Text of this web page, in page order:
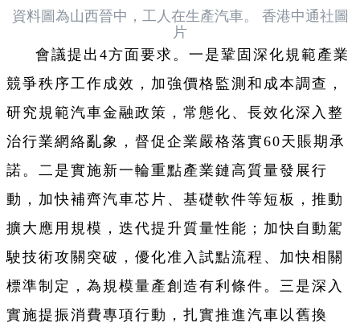
資料圖為山西晉中，工人在生產汽車。 香港中通社圖
片
會議提出4方面要求。一是鞏固深化規範產業
競爭秩序工作成效，加強價格監測和成本調查，
研究規範汽車金融政策，常態化、長效化深入整
治行業網絡亂象，督促企業嚴格落實60天賬期承
諾。二是實施新一輪重點產業鏈高質量發展行
動，加快補齊汽車芯片、基礎軟件等短板，推動
擴大應用規模，迭代提升質量性能；加快自動駕
駛技術攻關突破，優化准入試點流程、加快相關
標準制定，為規模量產創造有利條件。三是深入
實施提振消費專項行動，扎實推進汽車以舊換